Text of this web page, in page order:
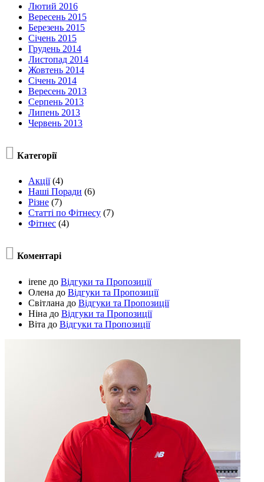
Лютий 2016
Вересень 2015
Березень 2015
Січень 2015
Грудень 2014
Листопад 2014
Жовтень 2014
Січень 2014
Вересень 2013
Серпень 2013
Липень 2013
Червень 2013
 Категорії
Акції(4)
Наші Поради (6)
Різне (7)
Статті по Фітнесу (7)
Фітнес (4)
 Коментарі
irene до Відгуки та Пропозиції
Олена до Відгуки та Пропозиції
Світлана до Відгуки та Пропозиції
Ніна до Відгуки та Пропозиції
Віта до Відгуки та Пропозиції